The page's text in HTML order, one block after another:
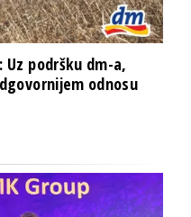
podršku dm-a,
odnosu